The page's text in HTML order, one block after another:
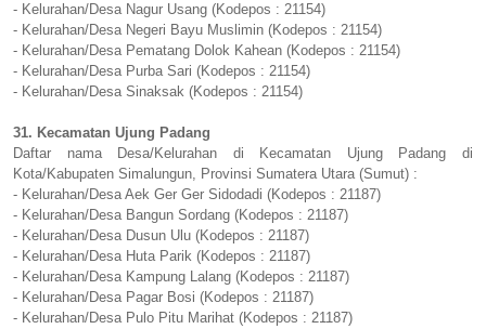
- Kelurahan/Desa Nagur Usang (Kodepos : 21154)
- Kelurahan/Desa Negeri Bayu Muslimin (Kodepos : 21154)
- Kelurahan/Desa Pematang Dolok Kahean (Kodepos : 21154)
- Kelurahan/Desa Purba Sari (Kodepos : 21154)
- Kelurahan/Desa Sinaksak (Kodepos : 21154)
31. Kecamatan Ujung Padang
Daftar nama Desa/Kelurahan di Kecamatan Ujung Padang di
Kota/Kabupaten Simalungun, Provinsi Sumatera Utara (Sumut) :
- Kelurahan/Desa Aek Ger Ger Sidodadi (Kodepos : 21187)
- Kelurahan/Desa Bangun Sordang (Kodepos : 21187)
- Kelurahan/Desa Dusun Ulu (Kodepos : 21187)
- Kelurahan/Desa Huta Parik (Kodepos : 21187)
- Kelurahan/Desa Kampung Lalang (Kodepos : 21187)
- Kelurahan/Desa Pagar Bosi (Kodepos : 21187)
- Kelurahan/Desa Pulo Pitu Marihat (Kodepos : 21187)